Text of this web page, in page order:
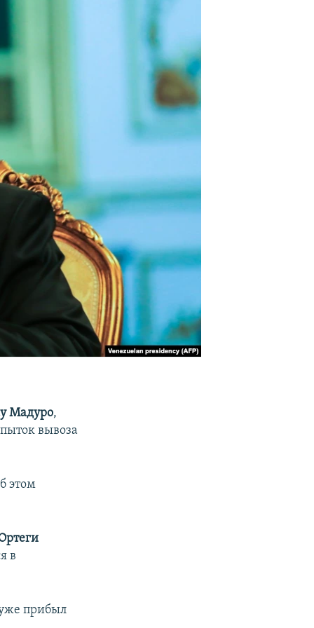
Мадуро,
вывоза
этом
в
уже прибыл